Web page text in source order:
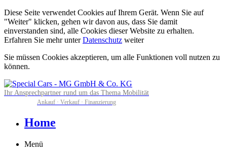
Diese Seite verwendet Cookies auf Ihrem Gerät. Wenn Sie auf
"Weiter" klicken, gehen wir davon aus, dass Sie damit
einverstanden sind, alle Cookies dieser Website zu erhalten.
Erfahren Sie mehr unterDatenschutz weiter
Sie müssen Cookies akzeptieren, um alle Funktionen voll nutzen zu
können.
Ihr Ansprechpartner rund um das Thema Mobilität
Ankauf · Verkauf · Finanzierung
Home
Menü